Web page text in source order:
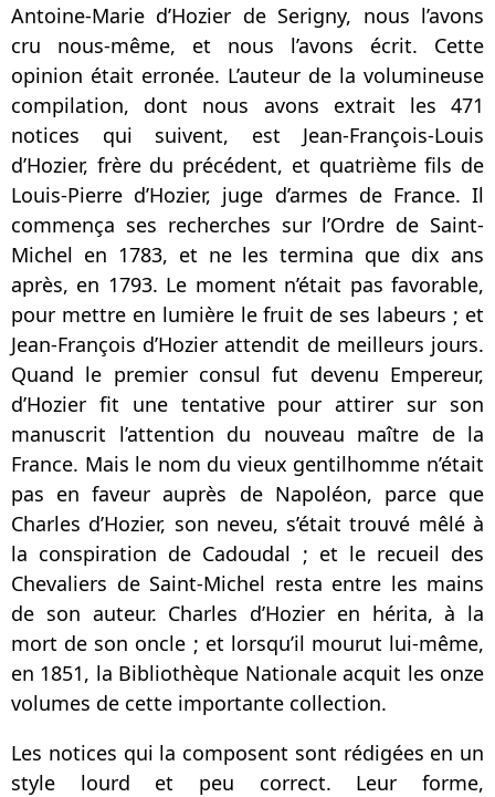
Antoine-Marie d’Hozier de Serigny, nous l’avons
cru nous-même, et nous l’avons écrit. Cette
opinion était erronée. L’auteur de la volumineuse
compilation, dont nous avons extrait les 471
notices qui suivent, est Jean-François-Louis
d’Hozier, frère du précédent, et quatrième fils de
Louis-Pierre d’Hozier, juge d’armes de France. Il
commença ses recherches sur l’Ordre de Saint-
Michel en 1783, et ne les termina que dix ans
après, en 1793. Le moment n’était pas favorable,
pour mettre en lumière le fruit de ses labeurs ; et
Jean-François d’Hozier attendit de meilleurs jours.
Quand le premier consul fut devenu Empereur,
d’Hozier fit une tentative pour attirer sur son
manuscrit l’attention du nouveau maître de la
France. Mais le nom du vieux gentilhomme n’était
pas en faveur auprès de Napoléon, parce que
Charles d’Hozier, son neveu, s’était trouvé mêlé à
la conspiration de Cadoudal ; et le recueil des
Chevaliers de Saint-Michel resta entre les mains
de son auteur. Charles d’Hozier en hérita, à la
mort de son oncle ; et lorsqu’il mourut lui-même,
en 1851, la Bibliothèque Nationale acquit les onze
volumes de cette importante collection.
Les notices qui la composent sont rédigées en un
style lourd et peu correct. Leur forme,